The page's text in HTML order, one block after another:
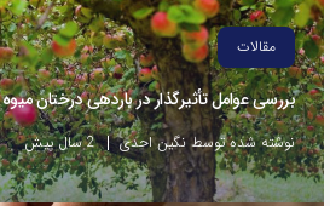
مقالات
بررسی عوامل تأثیرگذار در باردهی درختان میوه
نوشته شده توسط نگین احدی 2 سال پیش